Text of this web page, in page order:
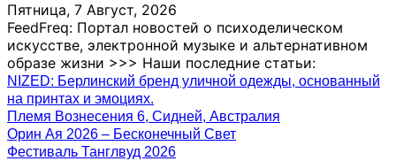
Пятница, 7 Август, 2026
FeedFreq: Портал новостей о психоделическом
искусстве, электронной музыке и альтернативном
образе жизни >>> Наши последние статьи:
NIZED: Берлинский бренд уличной одежды, основанный
на принтах и ​​эмоциях.
Племя Вознесения 6, Сидней, Австралия
Орин Ая 2026 – Бесконечный Свет
Фестиваль Танглвуд 2026